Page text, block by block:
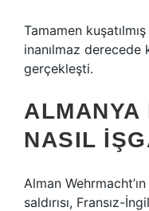
Tamamen
inanılmaz derecede
gerçekleşti.
ALMANYA
NASIL
Alman
saldırısı, Fransız-